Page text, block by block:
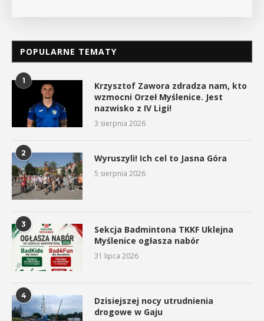
POPULARNE TEMATY
1
Krzysztof Zawora zdradza nam, kto
wzmocni Orzeł Myślenice. Jest
nazwisko z IV Ligi!
3 sierpnia 2026
2 Wyruszyli! Ich cel to Jasna Góra
5 sierpnia 2026
3
Sekcja Badmintona TKKF Uklejna
Myślenice ogłasza nabór
31 lipca 2026
4
Dzisiejszej nocy utrudnienia
drogowe w Gaju